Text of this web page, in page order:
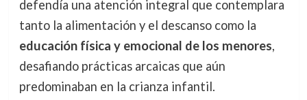
defendía una atención integral que contemplara
tanto la alimentación y el descanso como la
educación física y emocional de los menores,
desafiando prácticas arcaicas que aún
predominaban en la crianza infantil.